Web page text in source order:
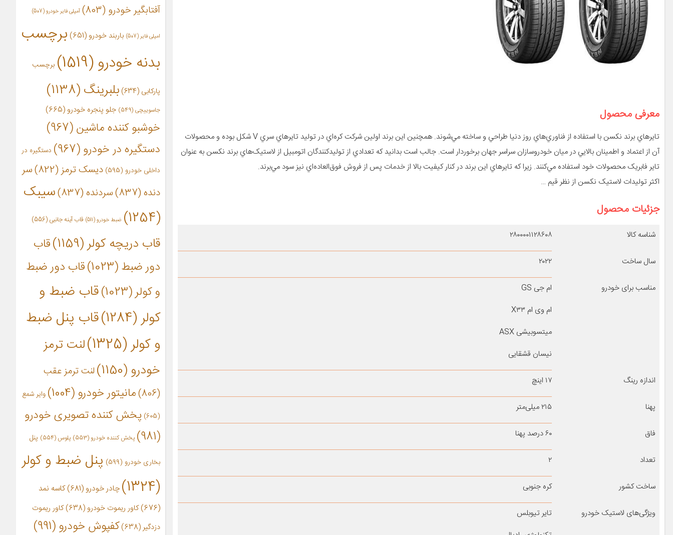
معرفی محصول
تايرهاي برند نکسن با استفاده از فناوري‌هاي روز دنيا طراحي و ساخته مي‌شوند. همچنين اين برند اولين شرکت کره‌اي در توليد تايرهاي سري V شکل بوده و محصولات
آن از اعتماد و اطمينان بالايي در ميان خودروسازان سراسر جهان برخوردار است. جالب است بدانيد که تعدادي از توليدکنندگان اتومبيل از لاستيک‌هاي برند نکسن به عنوان
تاير فابريک محصولات خود استفاده مي‌کنند. زيرا که تايرهاي اين برند در کنار کيفيت بالا از خدمات پس از فروش فوق‌العاده‌اي نيز سود مي‌برند.
اکثر توليدات لاستيک نکسن از نظر قيم …
جزئیات محصول
شناسه کالا ۲۸۰۰۰۰۱۱۲۸۶۰۸
سال ساخت ۲۰۲۲
مناسب برای خودرو
ام جی GS
ام وی ام X۳۳
میتسوبیشی ASX
نیسان قشقایی
اندازه رینگ ۱۷ اینچ
پهنا ۲۱۵ میلی‌متر
فاق ۶۰ درصد پهنا
تعداد ۲
ساخت کشور کره جنوبی
ویژگی‌های لاستیک خودرو
تایر تیوبلس
آفتابگیر خودرو (803) آمپلی فایر خودرو(507)
امپلی فایر (507) باربند خودرو(651)
برچسب
بدنه خودرو(1519) برچسب
پارکابی (634) بلبرینگ(1138)
جاسوییچی (549) جلو پنجره خودرو (665)
خوشبو کننده ماشین(967)
دستگیره در خودرو(967)
دستگیره در
داخلی خودرو (595) دیسک ترمز(822)
سر
دنده(837) سردنده(837)
سیبک
(1254)
ضبط خودرو(511) قاب آینه جانبی (556)
قاب دریچه کولر(1159)
قاب
دور ضبط(1023)
قاب دور ضبط
و کولر(1023)
قاب ضبط و
کولر(1284)
قاب پنل ضبط
و کولر(1325)
لنت ترمز
خودرو(1150)
لنت ترمز عقب
(806)
مانیتور خودرو(1004)
وایر شمع
(605)
پخش کننده تصویری خودرو
(981)
پخش کننده خودرو(553) پلوس(554) پنل
بخاری خودرو (599)
پنل ضبط و کولر
(1324)
چادر خودرو (681)
کاسه نمد
(676)
کاور ریموت خودرو(638)
کاور ریموت
دزدگیر(638) کفپوش خودرو(991)